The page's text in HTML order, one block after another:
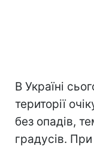
В Україні
території
без опадів,
градусів.